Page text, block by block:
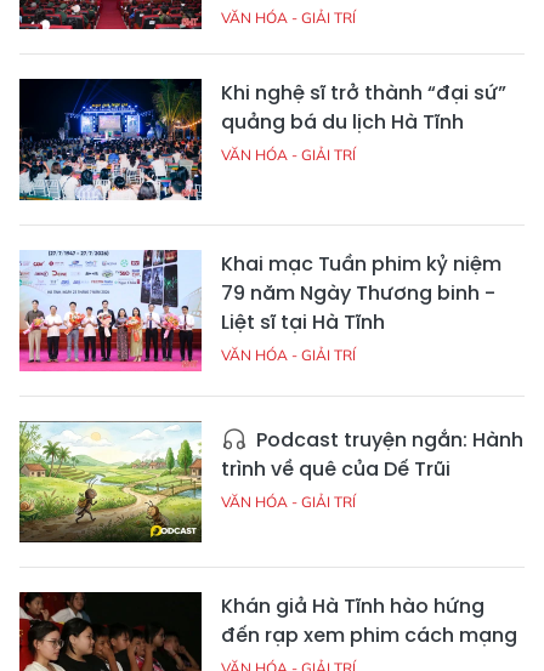
VĂN HÓA - GIẢI TRÍ
Khi nghệ sĩ trở thành “đại sứ”
quảng bá du lịch Hà Tĩnh
VĂN HÓA - GIẢI TRÍ
Khai mạc Tuần phim kỷ niệm
79 năm Ngày Thương binh -
Liệt sĩ tại Hà Tĩnh
VĂN HÓA - GIẢI TRÍ
Podcast truyện ngắn: Hành
trình về quê của Dế Trũi
VĂN HÓA - GIẢI TRÍ
Khán giả Hà Tĩnh hào hứng
đến rạp xem phim cách mạng